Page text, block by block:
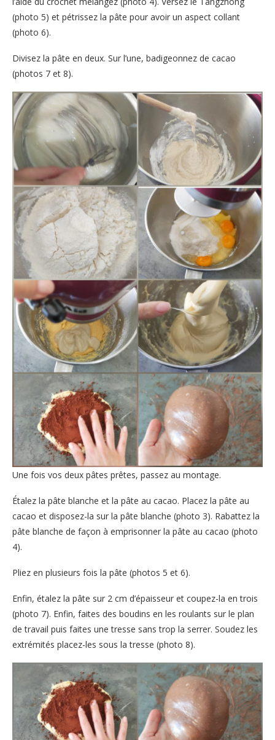
(photo 5) et pétrissez la pâte pour avoir un aspect collant
(photo 6).
Divisez la pâte en deux. Sur l’une, badigeonnez de cacao
(photos 7 et 8).
Une fois vos deux pâtes prêtes, passez au montage.
Étalez la pâte blanche et la pâte au cacao. Placez la pâte au
cacao et disposez-la sur la pâte blanche (photo 3). Rabattez la
pâte blanche de façon à emprisonner la pâte au cacao (photo
4).
Pliez en plusieurs fois la pâte (photos 5 et 6).
Enfin, étalez la pâte sur 2 cm d’épaisseur et coupez-la en trois
(photo 7). Enfin, faites des boudins en les roulants sur le plan
de travail puis faites une tresse sans trop la serrer. Soudez les
extrémités placez-les sous la tresse (photo 8).